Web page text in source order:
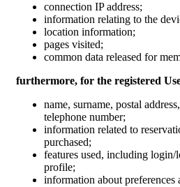
connection IP address;
information relating to the
location information;
pages visited;
common data released for
furthermore, for the registered
name, surname, postal
telephone number;
information related to
purchased;
features used, including
profile;
information about preferences